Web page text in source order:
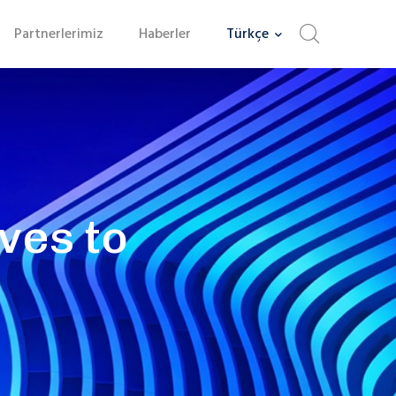
Partnerlerimiz Haberler Türkçe
to